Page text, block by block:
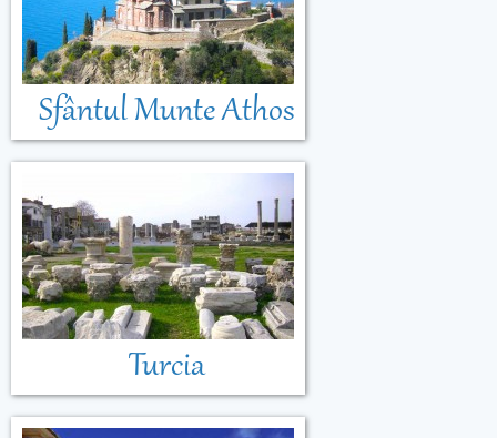
Sfântul Munte Athos
Turcia